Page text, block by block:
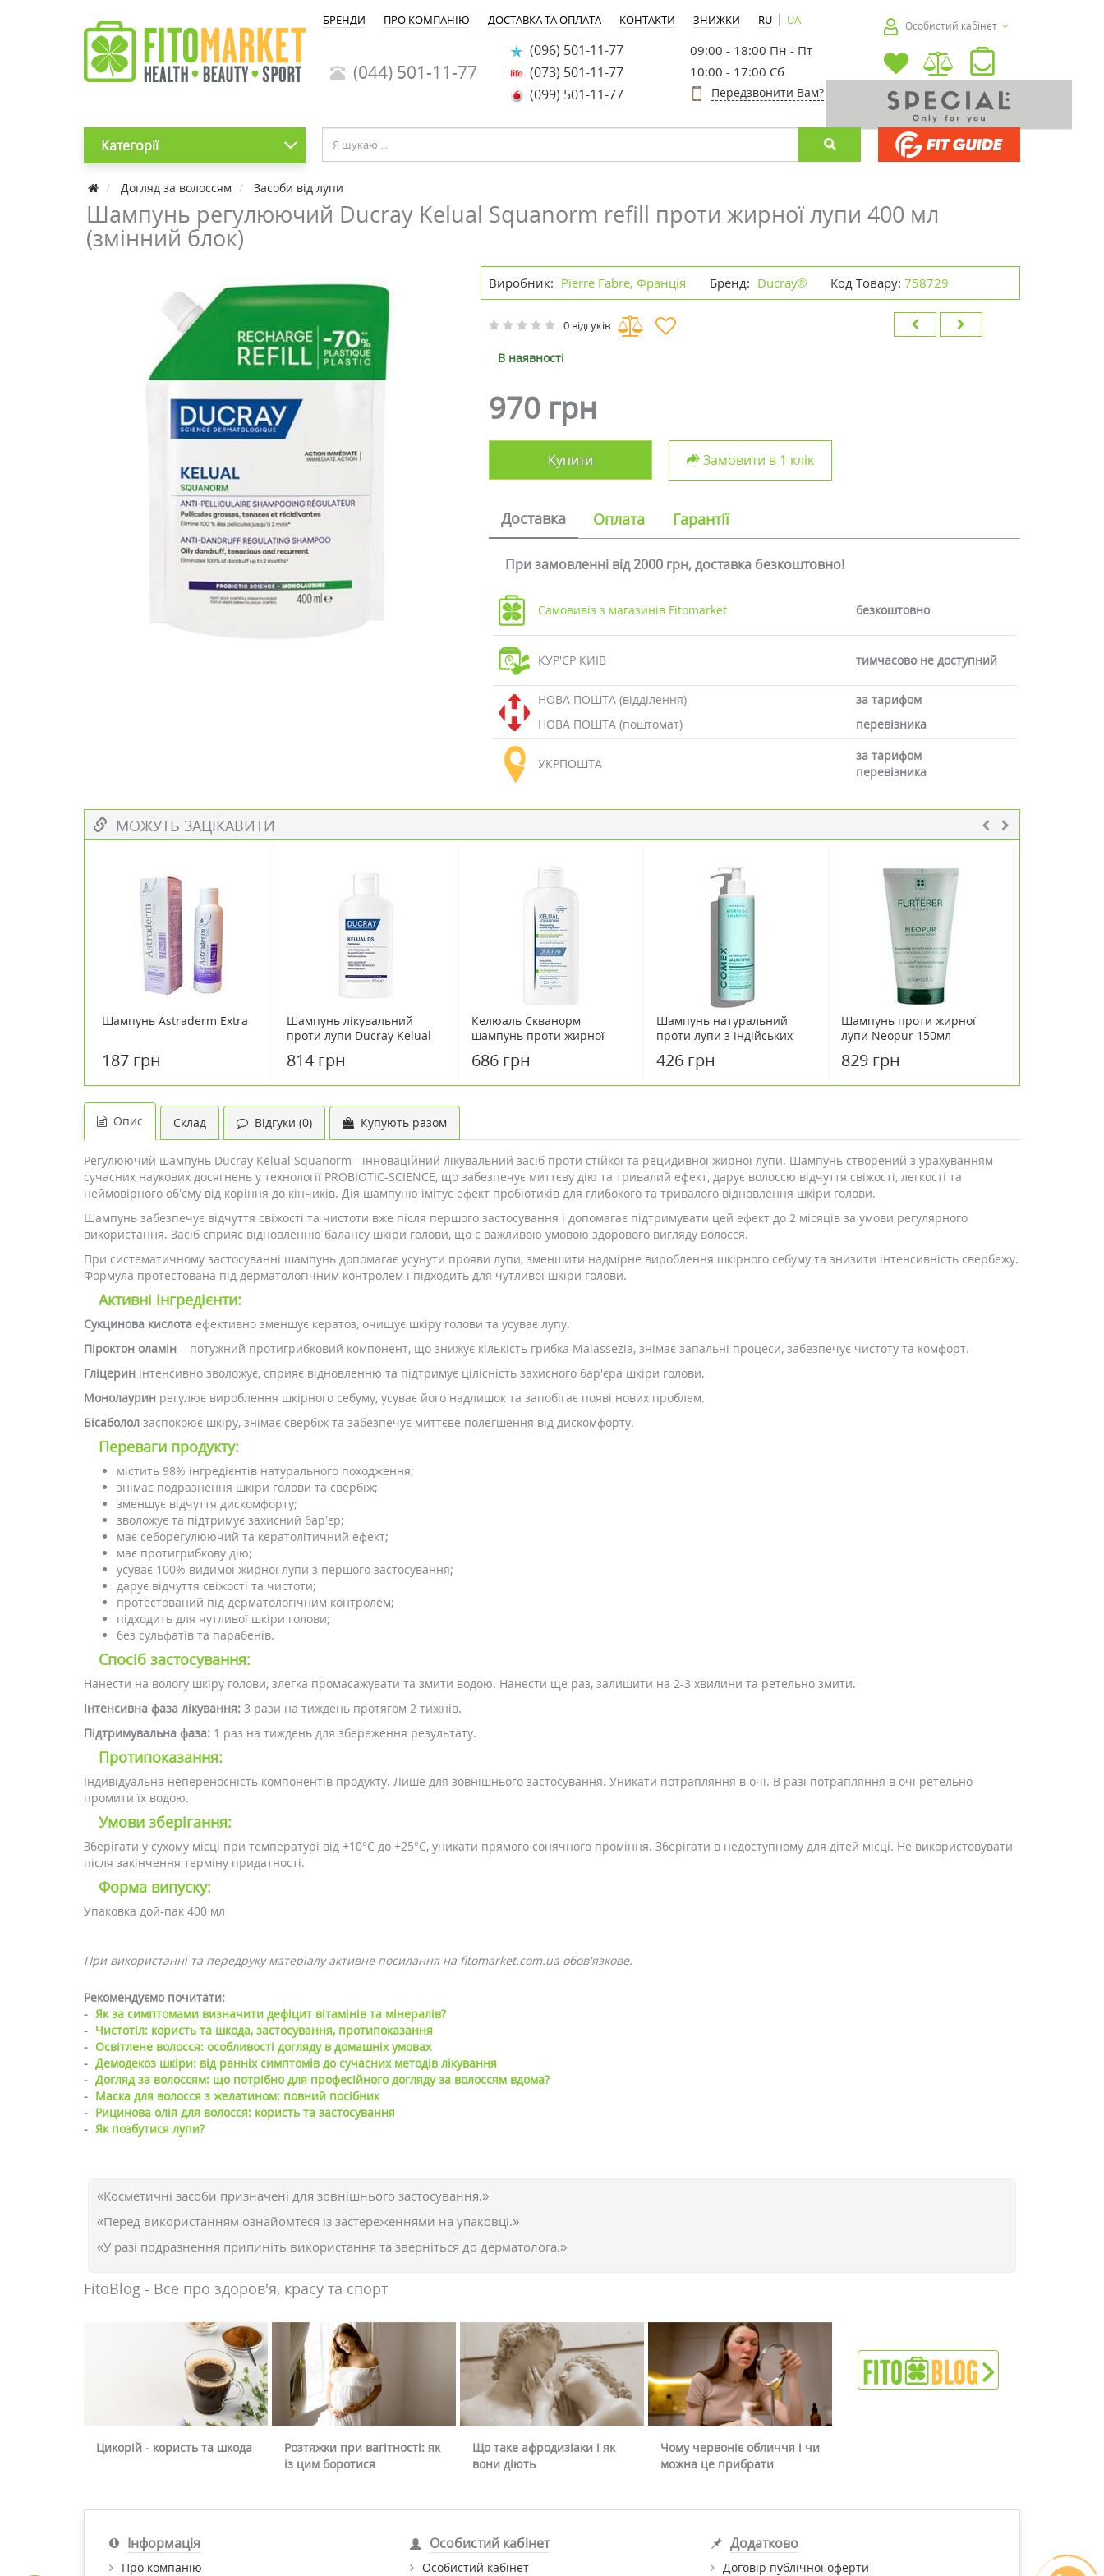
БРЕНДИ ПРО КОМПАНІЮ ДОСТАВКА ТА ОПЛАТА КОНТАКТИ ЗНИЖКИ RU | UA
(044) 501-11-77
(096) 501-11-77
(073) 501-11-77
(099) 501-11-77
09:00 - 18:00 Пн - Пт
10:00 - 17:00 Сб
Передзвонити Вам?
Особистий кабінет
Категорії
Догляд за волоссям Засоби від лупи
Шампунь регулюючий Ducray Kelual Squanorm refill проти жирної лупи 400 мл
(змінний блок)
Виробник: Pierre Fabre, Франція Бренд: Ducray® Код Товару: 758729
0 відгуків
В наявності
970 грн
Купити Замовити в 1 клік
Доставка Оплата Гарантії
При замовленні від 2000 грн, доставка безкоштовно!
Самовивіз з магазинів Fitomarket безкоштовно
КУР'ЄР КИЇВ тимчасово не доступний
НОВА ПОШТА (відділення)
за тарифом
НОВА ПОШТА (поштомат)
перевізника
УКРПОШТА
за тарифом
перевізника
МОЖУТЬ ЗАЦІКАВИТИ
Шампунь Astraderm Extra
187 грн
Шампунь лікувальний
проти лупи Ducray Kelual
814 грн
Келюаль Скванорм
шампунь проти жирної
686 грн
Шампунь натуральний
проти лупи з індійських
мл
426 грн
Шампунь проти жирної
лупи Neopur 150мл
829 грн
Опис Склад Відгуки (0) Купують разом
Регулюючий шампунь Ducray Kelual Squanorm - інноваційний лікувальний засіб проти стійкої та рецидивної жирної лупи. Шампунь створений з урахуванням
сучасних наукових досягнень у технології PROBIOTIC-SCIENCE, що забезпечує миттєву дію та тривалий ефект, дарує волоссю відчуття свіжості, легкості та
неймовірного об’єму від коріння до кінчиків. Дія шампуню імітує ефект пробіотиків для глибокого та тривалого відновлення шкіри голови.
Шампунь забезпечує відчуття свіжості та чистоти вже після першого застосування і допомагає підтримувати цей ефект до 2 місяців за умови регулярного
використання. Засіб сприяє відновленню балансу шкіри голови, що є важливою умовою здорового вигляду волосся.
При систематичному застосуванні шампунь допомагає усунути прояви лупи, зменшити надмірне вироблення шкірного себуму та знизити інтенсивність свербежу.
Формула протестована під дерматологічним контролем і підходить для чутливої шкіри голови.
Активні інгредієнти:
Сукцинова кислота ефективно зменшує кератоз, очищує шкіру голови та усуває лупу.
Піроктон оламін – потужний протигрибковий компонент, що знижує кількість грибка Malassezia, знімає запальні процеси, забезпечує чистоту та комфорт.
Гліцерин інтенсивно зволожує, сприяє відновленню та підтримує цілісність захисного бар'єра шкіри голови.
Монолаурин регулює вироблення шкірного себуму, усуває його надлишок та запобігає появі нових проблем.
Бісаболол заспокоює шкіру, знімає свербіж та забезпечує миттєве полегшення від дискомфорту.
Переваги продукту:
містить 98% інгредієнтів натурального походження;
знімає подразнення шкіри голови та свербіж;
зменшує відчуття дискомфорту;
зволожує та підтримує захисний бар’єр;
має себорегулюючий та кератолітичний ефект;
має протигрибкову дію;
усуває 100% видимої жирної лупи з першого застосування;
дарує відчуття свіжості та чистоти;
протестований під дерматологічним контролем;
підходить для чутливої шкіри голови;
без сульфатів та парабенів.
Спосіб застосування:
Нанести на вологу шкіру голови, злегка промасажувати та змити водою. Нанести ще раз, залишити на 2-3 хвилини та ретельно змити.
Інтенсивна фаза лікування: 3 рази на тиждень протягом 2 тижнів.
Підтримувальна фаза: 1 раз на тиждень для збереження результату.
Протипоказання:
Індивідуальна непереносність компонентів продукту. Лише для зовнішнього застосування. Уникати потрапляння в очі. В разі потрапляння в очі ретельно
промити їх водою.
Умови зберігання:
Зберігати у сухому місці при температурі від +10°C до +25°C, уникати прямого сонячного проміння. Зберігати в недоступному для дітей місці. Не використовувати
після закінчення терміну придатності.
Форма випуску:
Упаковка дой-пак 400 мл
При використанні та передруку матеріалу активне посилання на fitomarket.com.ua обов'язкове.
Рекомендуємо почитати:
- Як за симптомами визначити дефіцит вітамінів та мінералів?
- Чистотіл: користь та шкода, застосування, протипоказання
- Освітлене волосся: особливості догляду в домашніх умовах
- Демодекоз шкіри: від ранніх симптомів до сучасних методів лікування
- Догляд за волоссям: що потрібно для професійного догляду за волоссям вдома?
- Маска для волосся з желатином: повний посібник
- Рицинова олія для волосся: користь та застосування
- Як позбутися лупи?
«Косметичні засоби призначені для зовнішнього застосування.»
«Перед використанням ознайомтеся із застереженнями на упаковці.»
«У разі подразнення припиніть використання та зверніться до дерматолога.»
FitoBlog - Все про здоров'я, красу та спорт
Цикорій - користь та шкода
Розтяжки при вагітності: як
із цим боротися
Що таке афродизіаки і як
вони діють
Чому червоніє обличчя і чи
можна це прибрати
Інформація
Про компанію
Особистий кабінет
Особистий кабінет
Додатково
Договір публічної оферти